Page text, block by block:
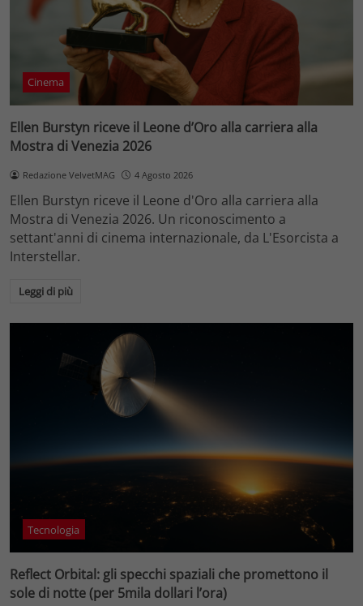
Cinema
Ellen Burstyn riceve il Leone d’Oro alla carriera alla
Mostra di Venezia 2026
Redazione VelvetMAG 4 Agosto 2026
Ellen Burstyn riceve il Leone d'Oro alla carriera alla
Mostra di Venezia 2026. Un riconoscimento a
settant'anni di cinema internazionale, da L'Esorcista a
Interstellar.
Leggi di più
Tecnologia
Reflect Orbital: gli specchi spaziali che promettono il
sole di notte (per 5mila dollari l’ora)